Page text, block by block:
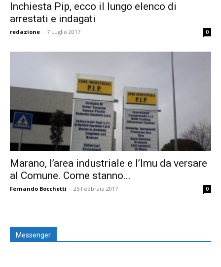
Inchiesta Pip, ecco il lungo elenco di
arrestati e indagati
redazione - 7 Luglio 2017 0
Marano, l’area industriale e l’Imu da versare
al Comune. Come stanno...
Fernando Bocchetti - 25 Febbraio 2017 0
Messenger